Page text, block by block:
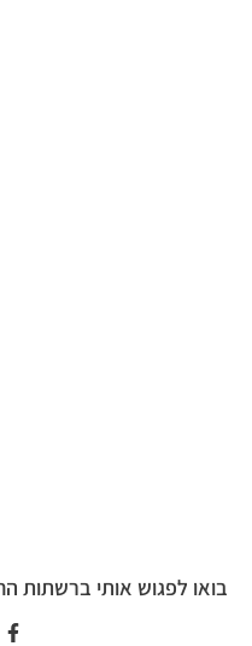
בואו לפגוש אותי ברשתות